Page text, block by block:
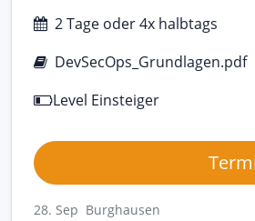
2 Tage oder 4x halbtags
DevSecOps_Grundlagen.pdf
Level Einsteiger
28. Sep Burghausen